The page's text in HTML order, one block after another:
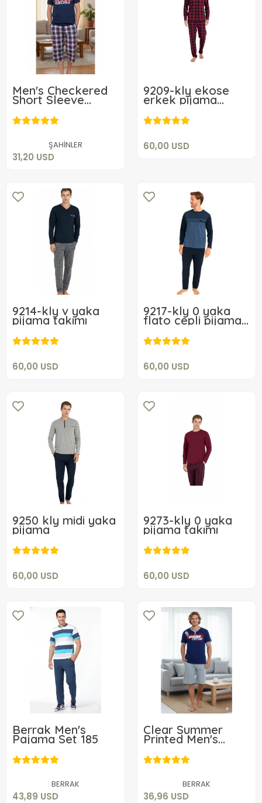
Men's Checkered
Short Sleeve
Pajama Set 21396
ŞAHİNLER
31,20 USD
31,20 USD
Add to cart
9209-kly ekose
erkek pijama
takımı
60,00 USD
60,00 USD
Add to cart
9214-kly v yaka
pijama takımı
60,00 USD
60,00 USD
Add to cart
9217-kly 0 yaka
flato cepli pijama
takım
60,00 USD
60,00 USD
Add to cart
9250 kly midi yaka
pijama
60,00 USD
60,00 USD
Add to cart
9273-kly 0 yaka
pijama takımı
60,00 USD
60,00 USD
Add to cart
Berrak Men's
Pajama Set 185
BERRAK
43,89 USD
43,89 USD
Clear Summer
Printed Men's
Home Wear
BERRAK
36,96 USD
36,96 USD